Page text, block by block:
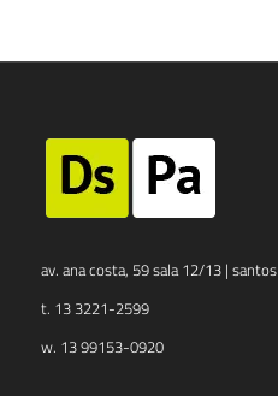
av. ana costa, 59 sala 12/13 | santos
t. 13 3221-2599
w. 13 99153-0920